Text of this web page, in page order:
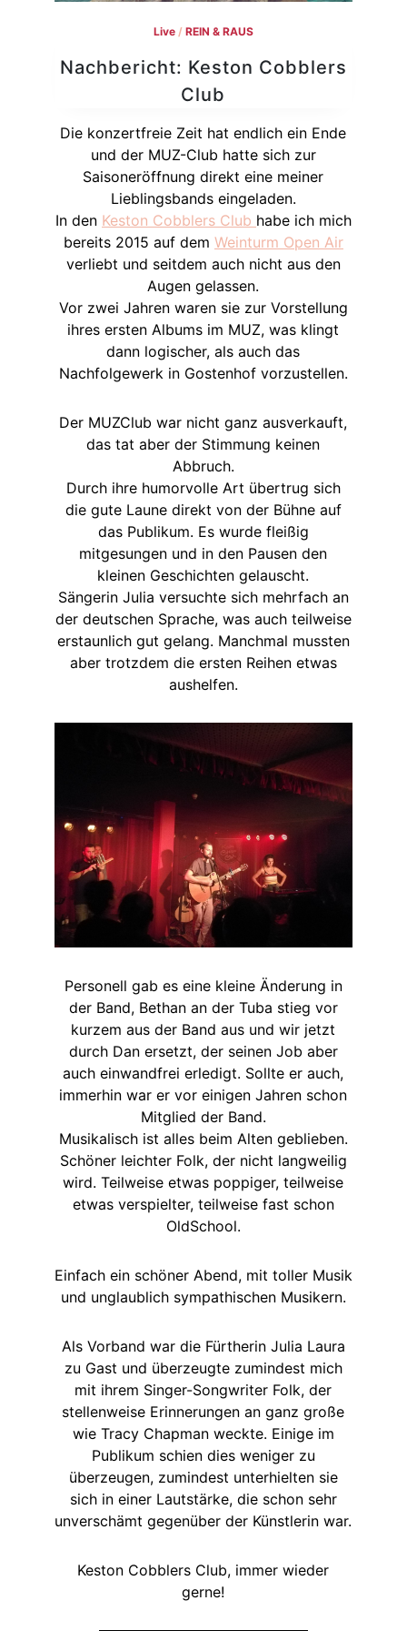
Live/ REIN & RAUS
Nachbericht: Keston Cobblers
Club
Die konzertfreie Zeit hat endlich ein Ende
und der MUZ-Club hatte sich zur
Saisoneröffnung direkt eine meiner
Lieblingsbands eingeladen.
In den Keston Cobblers Club habe ich mich
bereits 2015 auf dem Weinturm Open Air
verliebt und seitdem auch nicht aus den
Augen gelassen.
Vor zwei Jahren waren sie zur Vorstellung
ihres ersten Albums im MUZ, was klingt
dann logischer, als auch das
Nachfolgewerk in Gostenhof vorzustellen.
Der MUZClub war nicht ganz ausverkauft,
das tat aber der Stimmung keinen
Abbruch.
Durch ihre humorvolle Art übertrug sich
die gute Laune direkt von der Bühne auf
das Publikum. Es wurde fleißig
mitgesungen und in den Pausen den
kleinen Geschichten gelauscht.
Sängerin Julia versuchte sich mehrfach an
der deutschen Sprache, was auch teilweise
erstaunlich gut gelang. Manchmal mussten
aber trotzdem die ersten Reihen etwas
aushelfen.
Personell gab es eine kleine Änderung in
der Band, Bethan an der Tuba stieg vor
kurzem aus der Band aus und wir jetzt
durch Dan ersetzt, der seinen Job aber
auch einwandfrei erledigt. Sollte er auch,
immerhin war er vor einigen Jahren schon
Mitglied der Band.
Musikalisch ist alles beim Alten geblieben.
Schöner leichter Folk, der nicht langweilig
wird. Teilweise etwas poppiger, teilweise
etwas verspielter, teilweise fast schon
OldSchool.
Einfach ein schöner Abend, mit toller Musik
und unglaublich sympathischen Musikern.
Als Vorband war die Fürtherin Julia Laura
zu Gast und überzeugte zumindest mich
mit ihrem Singer-Songwriter Folk, der
stellenweise Erinnerungen an ganz große
wie Tracy Chapman weckte. Einige im
Publikum schien dies weniger zu
überzeugen, zumindest unterhielten sie
sich in einer Lautstärke, die schon sehr
unverschämt gegenüber der Künstlerin war.
Keston Cobblers Club, immer wieder
gerne!